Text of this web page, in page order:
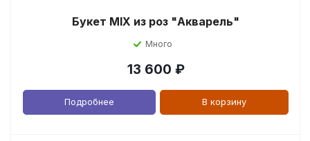
Букет MIX из роз "Акварель"
Много
13 600 ₽
Подробнее В корзину